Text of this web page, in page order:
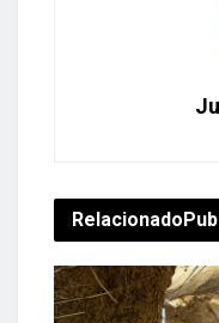
Relacionado